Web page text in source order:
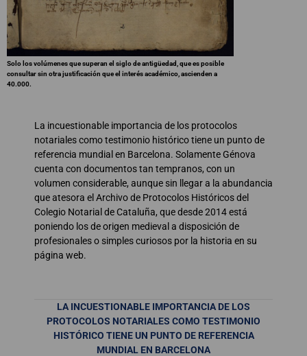
Solo los volúmenes que superan el siglo de antigüedad, que es posible
consultar sin otra justificación que el interés académico, ascienden a
40.000.
La incuestionable importancia de los protocolos
notariales como testimonio histórico tiene un punto de
referencia mundial en Barcelona. Solamente Génova
cuenta con documentos tan tempranos, con un
volumen considerable, aunque sin llegar a la abundancia
que atesora el Archivo de Protocolos Históricos del
Colegio Notarial de Cataluña, que desde 2014 está
poniendo los de origen medieval a disposición de
profesionales o simples curiosos por la historia en su
página web.
LA INCUESTIONABLE IMPORTANCIA DE LOS
PROTOCOLOS NOTARIALES COMO TESTIMONIO
HISTÓRICO TIENE UN PUNTO DE REFERENCIA
MUNDIAL EN BARCELONA